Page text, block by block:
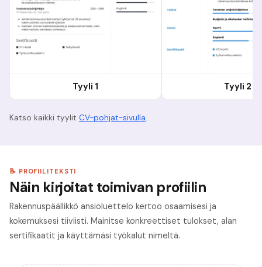
Tyyli 1 Tyyli 2
Katso kaikki tyylit CV-pohjat-sivulla.
📝 PROFIILITEKSTI
Näin kirjoitat toimivan profiilin
Rakennuspäällikkö ansioluettelo kertoo osaamisesi ja
kokemuksesi tiiviisti. Mainitse konkreettiset tulokset, alan
sertifikaatit ja käyttämäsi työkalut nimeltä.